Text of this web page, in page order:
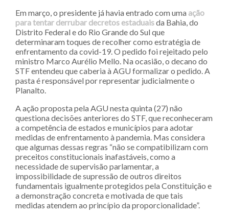
Em março, o presidente já havia entrado com uma ação
para tentar derrubar decretos estaduaisda Bahia, do
Distrito Federal e do Rio Grande do Sul que
determinaram toques de recolher como estratégia de
enfrentamento da covid-19. O pedido foi rejeitado pelo
ministro Marco Aurélio Mello. Na ocasião, o decano do
STF entendeu que caberia à AGU formalizar o pedido. A
pasta é responsável por representar judicialmente o
Planalto.
A ação proposta pela AGU nesta quinta (27) não
questiona decisões anteriores do STF, que reconheceram
a competência de estados e municípios para adotar
medidas de enfrentamento à pandemia. Mas considera
que algumas dessas regras “não se compatibilizam com
preceitos constitucionais inafastáveis, como a
necessidade de supervisão parlamentar, a
impossibilidade de supressão de outros direitos
fundamentais igualmente protegidos pela Constituição e
a demonstração concreta e motivada de que tais
medidas atendem ao princípio da proporcionalidade”.